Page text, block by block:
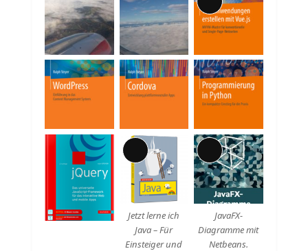
Lange
Beschreibung
Lange
Beschreibung
Jetzt lerne ich
Java – Für
Einsteiger und
Lange
Beschreibung
JavaFX-
Diagramme mit
Netbeans.